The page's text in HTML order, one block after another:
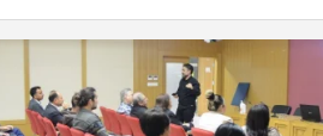
Desteğinde Türkiye'de 4. sırada